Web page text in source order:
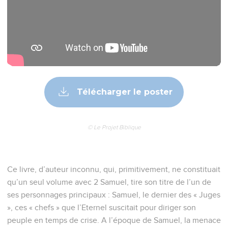
Télécharger le poster
© Le Projet Biblique
Ce livre, d’auteur inconnu, qui, primitivement, ne constituait
qu’un seul volume avec 2 Samuel, tire son titre de l’un de
ses personnages principaux : Samuel, le dernier des « Juges
», ces « chefs » que l’Eternel suscitait pour diriger son
peuple en temps de crise. A l’époque de Samuel, la menace